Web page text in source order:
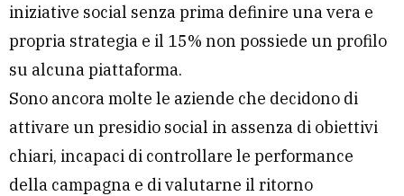
iniziative social senza prima definire una vera e
propria strategia e il 15% non possiede un profilo
su alcuna piattaforma.
Sono ancora molte le aziende che decidono di
attivare un presidio social in assenza di obiettivi
chiari, incapaci di controllare le performance
della campagna e di valutarne il ritorno